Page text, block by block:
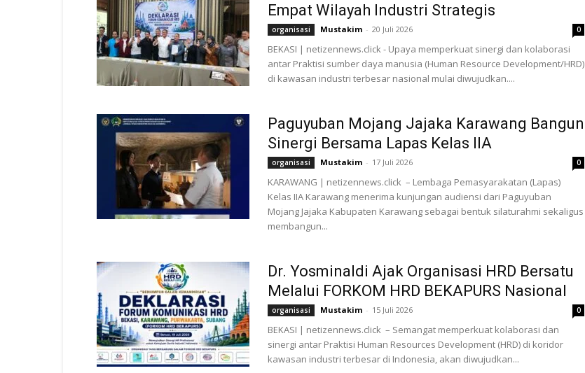
Empat Wilayah Industri Strategis
organisasi Mustakim - 20 Juli 2026 0
BEKASI | netizennews.click - Upaya memperkuat sinergi dan kolaborasi
antar Praktisi sumber daya manusia (Human Resource Development/HRD)
di kawasan industri terbesar nasional mulai diwujudkan....
Paguyuban Mojang Jajaka Karawang Bangun
Sinergi Bersama Lapas Kelas IIA
organisasi Mustakim - 17 Juli 2026 0
KARAWANG | netizennews.click – Lembaga Pemasyarakatan (Lapas)
Kelas IIA Karawang menerima kunjungan audiensi dari Paguyuban
Mojang Jajaka Kabupaten Karawang sebagai bentuk silaturahmi sekaligus
membangun...
Dr. Yosminaldi Ajak Organisasi HRD Bersatu
Melalui FORKOM HRD BEKAPURS Nasional
organisasi Mustakim - 15 Juli 2026 0
BEKASI | netizennews.click – Semangat memperkuat kolaborasi dan
sinergi antar Praktisi Human Resources Development (HRD) di koridor
kawasan industri terbesar di Indonesia, akan diwujudkan...